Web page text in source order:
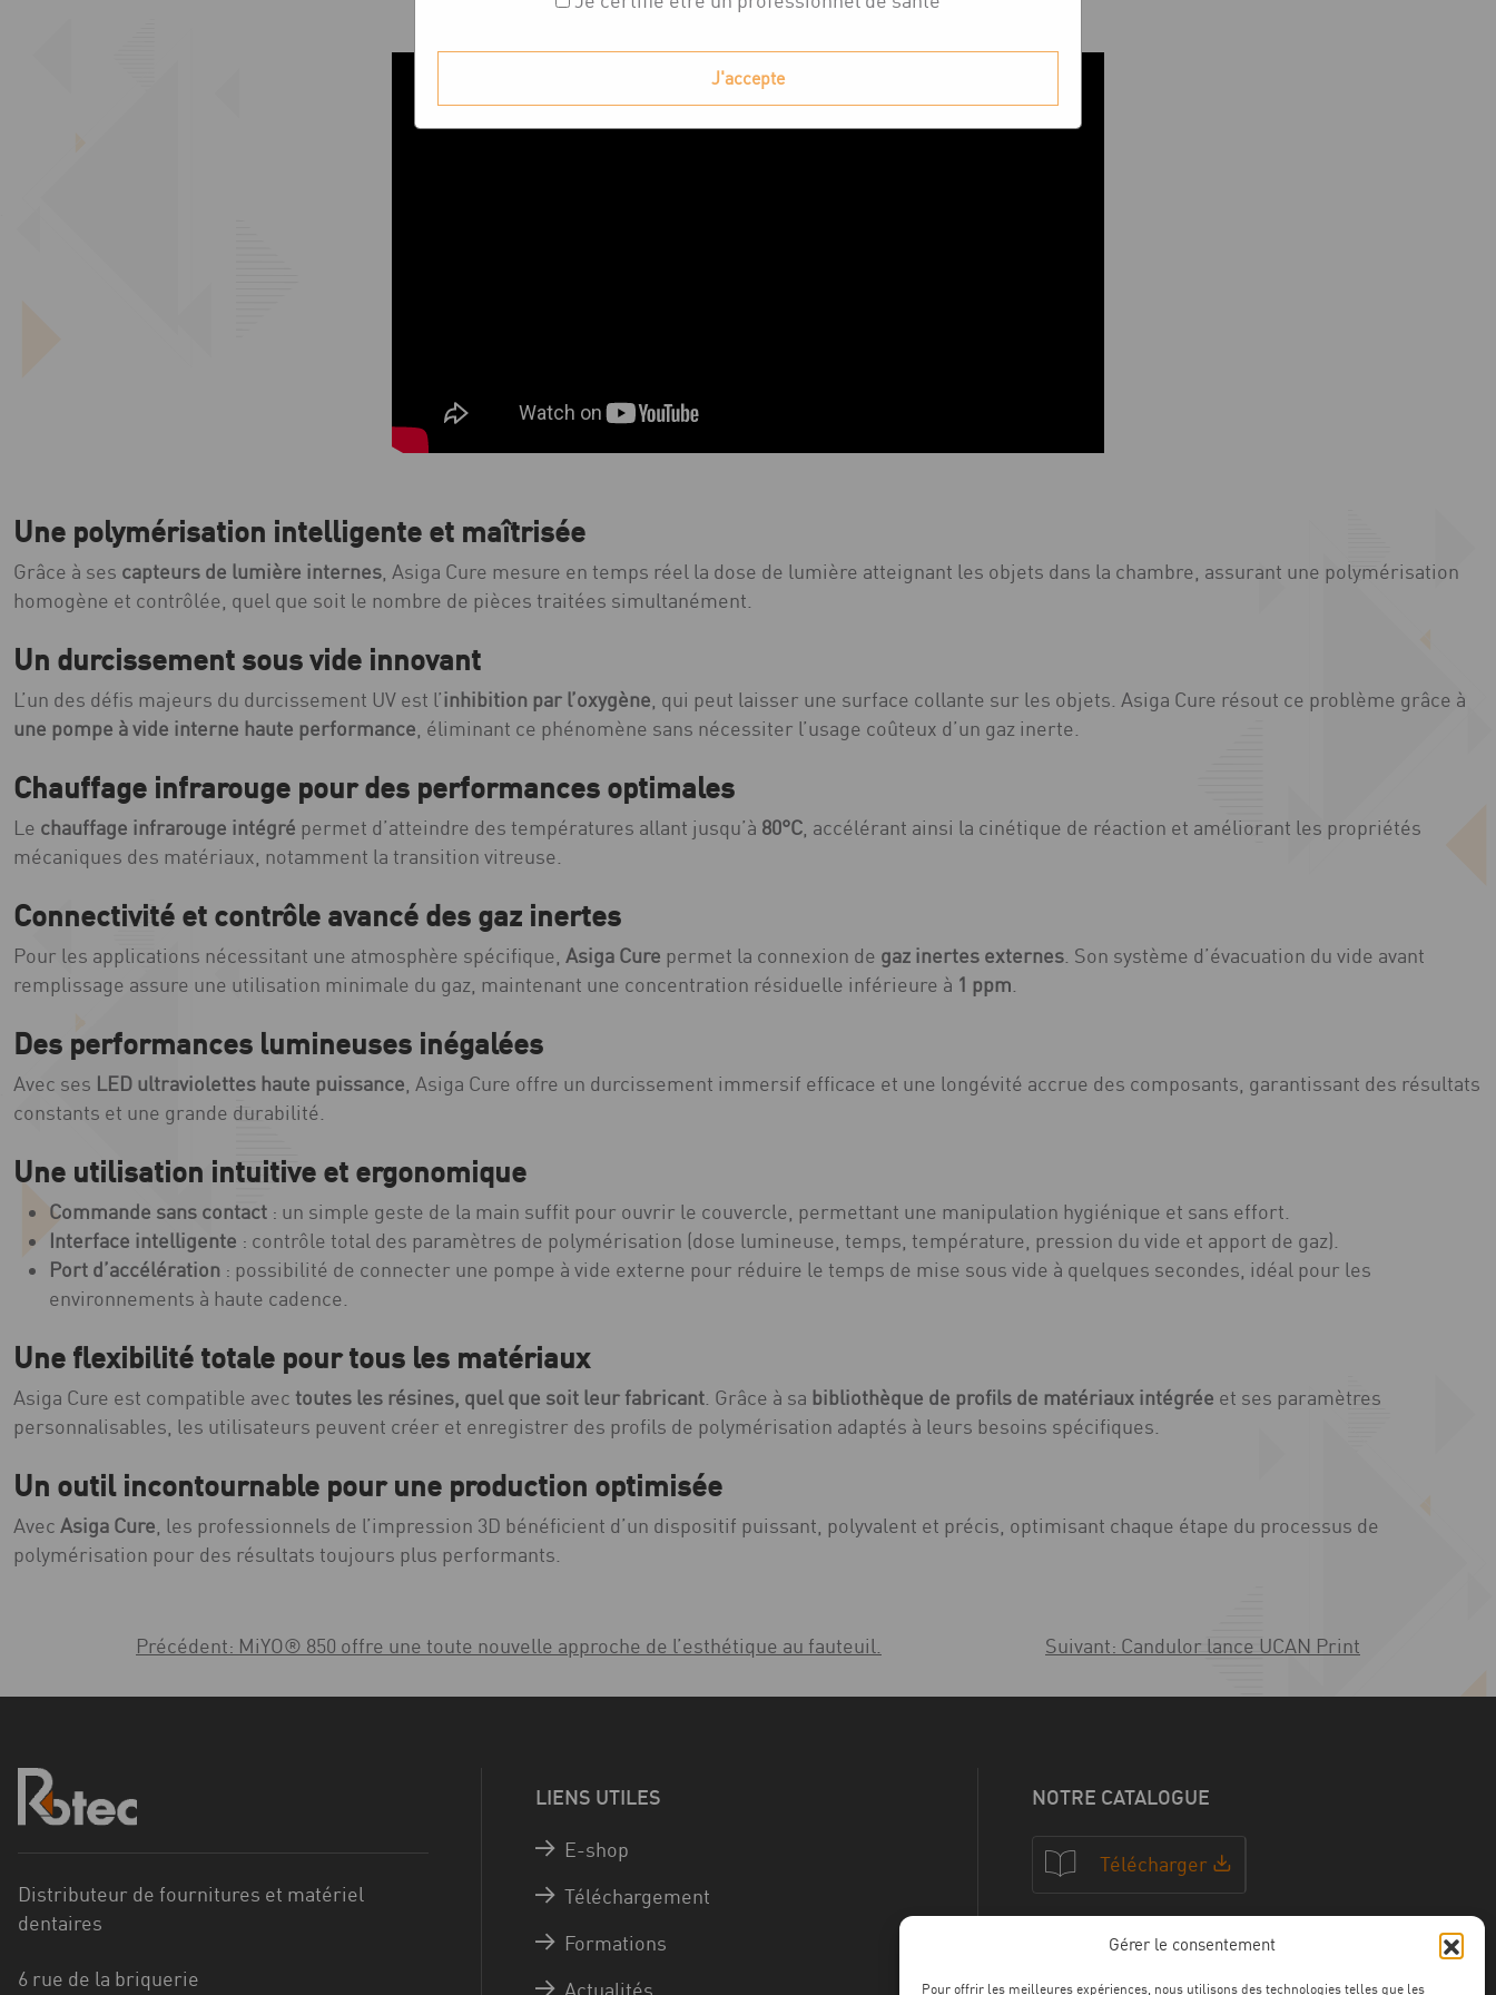
Gérer le consentement
Pour offrir les meilleures expériences, nous utilisons des technologies telles que les
Une polymérisation intelligente et maîtrisée
Grâce à ses capteurs de lumière internes, Asiga Cure mesure en temps réel la dose de lumière atteignant les objets dans la chambre, assurant une polymérisation
homogène et contrôlée, quel que soit le nombre de pièces traitées simultanément.
Un durcissement sous vide innovant
L’un des défis majeurs du durcissement UV est l’inhibition par l’oxygène, qui peut laisser une surface collante sur les objets. Asiga Cure résout ce problème grâce à
une pompe à vide interne haute performance, éliminant ce phénomène sans nécessiter l’usage coûteux d’un gaz inerte.
Chauffage infrarouge pour des performances optimales
Le chauffage infrarouge intégré permet d’atteindre des températures allant jusqu’à 80°C, accélérant ainsi la cinétique de réaction et améliorant les propriétés
mécaniques des matériaux, notamment la transition vitreuse.
Connectivité et contrôle avancé des gaz inertes
Pour les applications nécessitant une atmosphère spécifique, Asiga Cure permet la connexion de gaz inertes externes. Son système d’évacuation du vide avant
remplissage assure une utilisation minimale du gaz, maintenant une concentration résiduelle inférieure à 1 ppm.
Des performances lumineuses inégalées
Avec ses LED ultraviolettes haute puissance, Asiga Cure offre un durcissement immersif efficace et une longévité accrue des composants, garantissant des résultats
constants et une grande durabilité.
Une utilisation intuitive et ergonomique
Commande sans contact : un simple geste de la main suffit pour ouvrir le couvercle, permettant une manipulation hygiénique et sans effort.
Interface intelligente : contrôle total des paramètres de polymérisation (dose lumineuse, temps, température, pression du vide et apport de gaz).
Port d’accélération : possibilité de connecter une pompe à vide externe pour réduire le temps de mise sous vide à quelques secondes, idéal pour les
environnements à haute cadence.
Une flexibilité totale pour tous les matériaux
Asiga Cure est compatible avec toutes les résines, quel que soit leur fabricant. Grâce à sa bibliothèque de profils de matériaux intégrée et ses paramètres
personnalisables, les utilisateurs peuvent créer et enregistrer des profils de polymérisation adaptés à leurs besoins spécifiques.
Un outil incontournable pour une production optimisée
Avec Asiga Cure, les professionnels de l’impression 3D bénéficient d’un dispositif puissant, polyvalent et précis, optimisant chaque étape du processus de
polymérisation pour des résultats toujours plus performants.
de
Précédent: MiYO® 850 offre une toute nouvelle approche de l’esthétique au fauteuil. Suivant: Candulor lance UCAN Print
Distributeur de fournitures et matériel
dentaires
6 rue de la briquerie
LIENS UTILES
E-shop
Téléchargement
Formations
Actualités
NOTRE CATALOGUE
Télécharger
NOS CERTFICATIONS
J'accepte